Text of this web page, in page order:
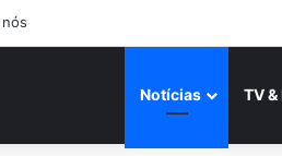
Notícias TV